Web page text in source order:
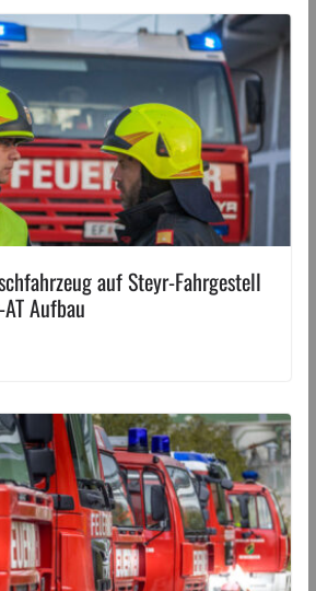
auf Steyr-Fahrgestell
Aufbau